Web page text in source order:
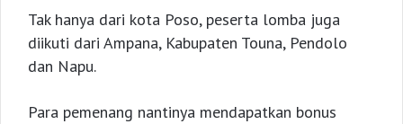
Tak hanya dari kota Poso, peserta lomba juga
diikuti dari Ampana, Kabupaten Touna, Pendolo
dan Napu.
Para pemenang nantinya mendapatkan bonus